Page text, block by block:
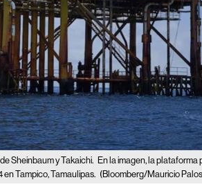
Sheinbaum y Takaichi. En la imagen, la
en Tampico, Tamaulipas. (Bloomberg/Mauricio